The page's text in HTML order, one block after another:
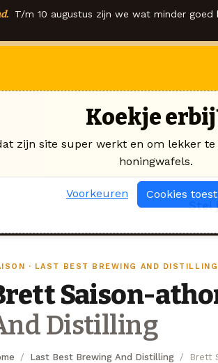
T/m 10 augustus zijn we wat minder goed
Stel
· LAST BEST BREWING AND DISTILLING
Saison-
Distilling
Last Best Brewing And Distilling Brett
Koekje
zijn site super werkt en om lekker
honingwafels.
Voorkeuren Cookies